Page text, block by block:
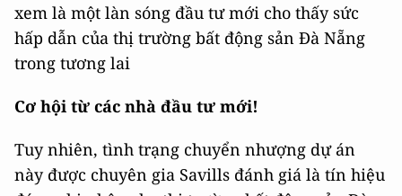
xem là một làn sóng đầu tư mới cho thấy sức
hấp dẫn của thị trường bất động sản Đà Nẵng
trong tương lai
Cơ hội từ các nhà đầu tư mới!
Tuy nhiên, tình trạng chuyển nhượng dự án
này được chuyên gia Savills đánh giá là tín hiệu